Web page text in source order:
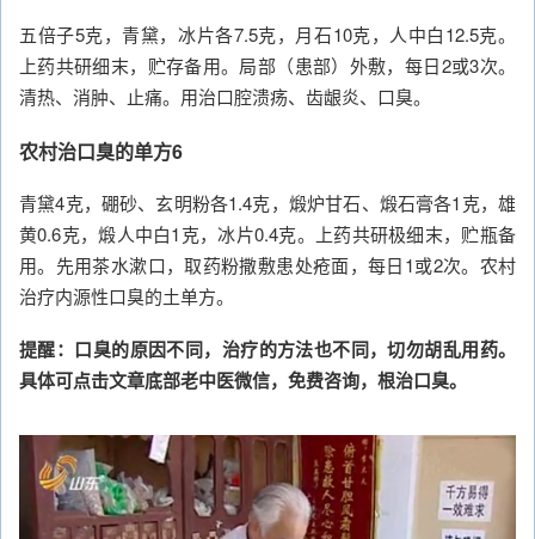
五倍子5克，青黛，冰片各7.5克，月石10克，人中白12.5克。
上药共研细末，贮存备用。局部（患部）外敷，每日2或3次。
清热、消肿、止痛。用治口腔溃疡、齿龈炎、口臭。
农村治口臭的单方6
青黛4克，硼砂、玄明粉各1.4克，煅炉甘石、煅石膏各1克，雄
黄0.6克，煅人中白1克，冰片0.4克。上药共研极细末，贮瓶备
用。先用茶水漱口，取药粉撒敷患处疮面，每日1或2次。农村
治疗内源性口臭的土单方。
提醒：口臭的原因不同，治疗的方法也不同，切勿胡乱用药。
具体可点击文章底部老中医微信，免费咨询，根治口臭。